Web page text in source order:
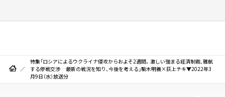
特集「ロシアによるウクライナ侵攻からおよそ2週間。激しい強まる経済制裁、難航
する停戦交渉…最新の戦況を知り、今後を考える」駒木明義×荻上チキ▼2022年3
月9日（水）放送分